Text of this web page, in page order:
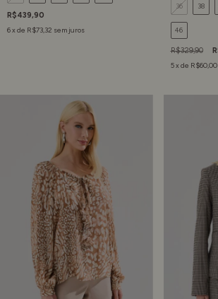
R$439,90
6x de R$73,32 sem juros
36 38
46
R$329,90
5x de R$60,00